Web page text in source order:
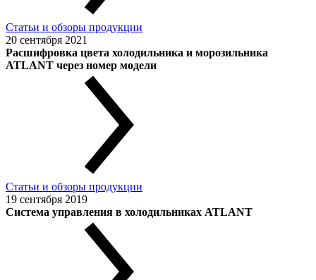
Статьи и обзоры продукции
20 сентября 2021
Расшифровка цвета холодильника и морозильника
ATLANT через номер модели
Статьи и обзоры продукции
19 сентября 2019
Система управления в холодильниках ATLANT